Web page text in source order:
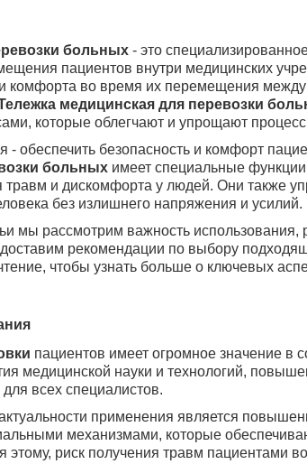
больных - это
пациентов внутри медицинских
комфорта во время их перемещения
медицинская для перевозки
которые облегчают и упрощают процесс
- обеспечить безопасность и комфорт
больных имеет специальные
травм и дискомфорта у людей. Они также
без излишнего напряжения и усилий.
мы рассмотрим важность использования,
рекомендации по выбору
чтобы узнать больше о ключевых
пациентов имеет огромное значение в
медицинской науки и технологий,
всех специалистов.
применения является
механизмами, которые
этому, риск получения травм пациентами